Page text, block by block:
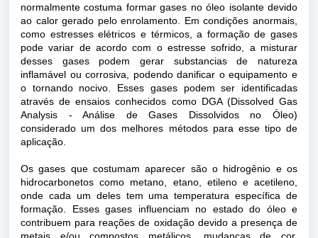
normalmente costuma formar gases no óleo isolante devido
ao calor gerado pelo enrolamento. Em condições anormais,
como estresses elétricos e térmicos, a formação de gases
pode variar de acordo com o estresse sofrido, a misturar
desses gases podem gerar substancias de natureza
inflamável ou corrosiva, podendo danificar o equipamento e
o tornando nocivo.
Esses gases podem ser identificadas
através de ensaios conhecidos como DGA (Dissolved Gas
Analysis - Análise de Gases Dissolvidos no Óleo)
considerado um dos melhores métodos para esse tipo de
aplicação.
Os gases que costumam aparecer são o hidrogênio e os
hidrocarbonetos como metano, etano, etileno e acetileno,
onde cada um deles tem uma temperatura específica de
formação. Esses gases influenciam no estado do óleo e
contribuem para reações de oxidação devido a presença de